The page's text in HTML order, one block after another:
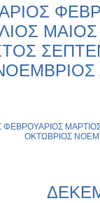
ΜΑΙΟΣ
ΦΕΒΡΟΥΑΡΙΟΣ
ΟΚΤΩΒΡΙΟΣ